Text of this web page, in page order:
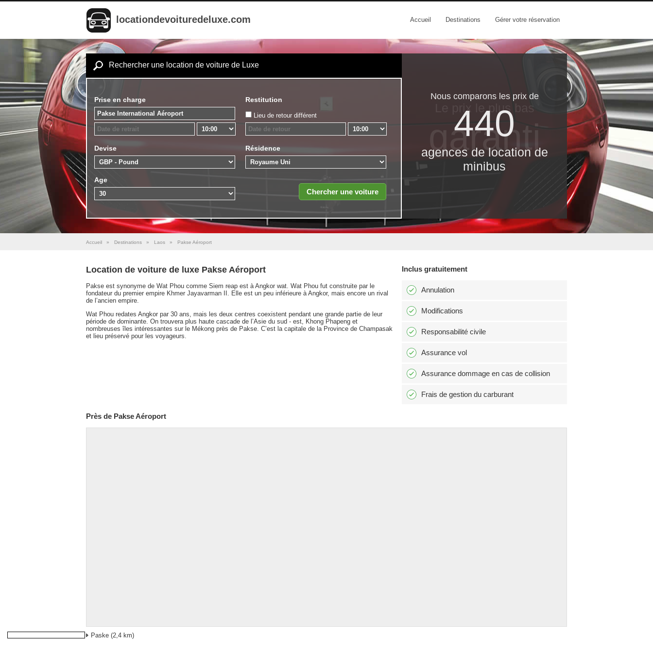
locationdevoituredeluxe.com Accueil Destinations Gérer votre réservation
Rechercher une location de voiture de Luxe
Prise en charge Restitution
Lieu de retour différent
Devise Résidence
Age
Nous comparons les prix de
440
agences de location de
minibus
Le prix le​ plus bas
garanti
Accueil » Destinations » Laos » Pakse Aéroport
Location de voiture de luxe Pakse Aéroport
Pakse est synonyme de Wat Phou comme Siem reap est à Angkor wat. Wat Phou fut construite par le
fondateur du premier empire Khmer Jayavarman II. Elle est un peu inférieure à Angkor, mais encore un rival
de l’ancien empire.
Wat Phou redates Angkor par 30 ans, mais les deux centres coexistent pendant une grande partie de leur
période de dominante. On trouvera plus haute cascade de l’Asie du sud - est, Khong Phapeng et
nombreuses îles intéressantes sur le Mékong près de Pakse. C’est la capitale de la Province de Champasak
et lieu préservé pour les voyageurs.
Inclus gratuitement
Annulation
Modifications
Responsabilité civile
Assurance vol
Assurance dommage en cas de collision
Frais de gestion du carburant
Près de Pakse Aéroport
Paske (2,4 km)